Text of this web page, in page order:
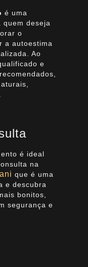
é uma
quem deseja
o
a autoestima
Ao
e
é ideal
na
que é uma
e descubra
bonitos,
segurança e